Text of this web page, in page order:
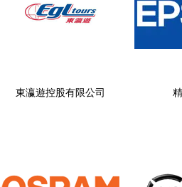
東瀛遊控股有限公司